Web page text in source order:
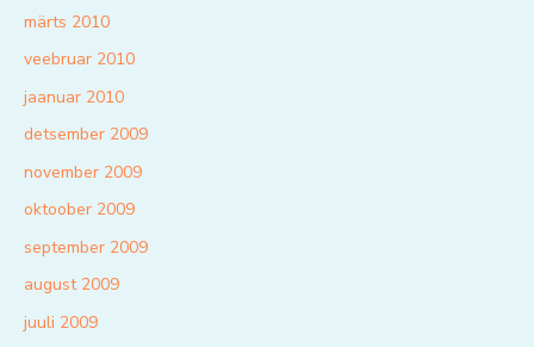
märts 2010
veebruar 2010
jaanuar 2010
detsember 2009
november 2009
oktoober 2009
september 2009
august 2009
juuli 2009